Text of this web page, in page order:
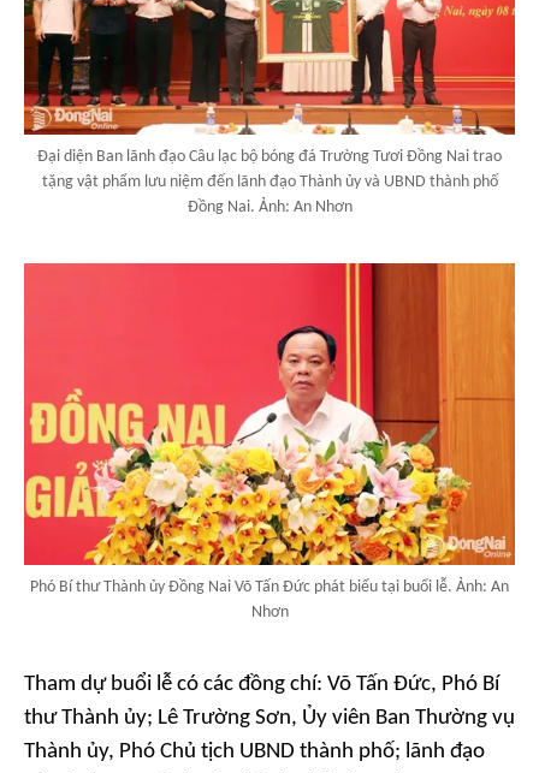
Đại diện Ban lãnh đạo Câu lạc bộ bóng đá Trường Tươi Đồng Nai trao
tặng vật phẩm lưu niệm đến lãnh đạo Thành ủy và UBND thành phố
Đồng Nai. Ảnh: An Nhơn
Phó Bí thư Thành ủy Đồng Nai Võ Tấn Đức phát biểu tại buổi lễ. Ảnh: An
Nhơn
Tham dự buổi lễ có các đồng chí: Võ Tấn Đức, Phó Bí
thư Thành ủy; Lê Trường Sơn, Ủy viên Ban Thường vụ
Thành ủy, Phó Chủ tịch UBND thành phố; lãnh đạo